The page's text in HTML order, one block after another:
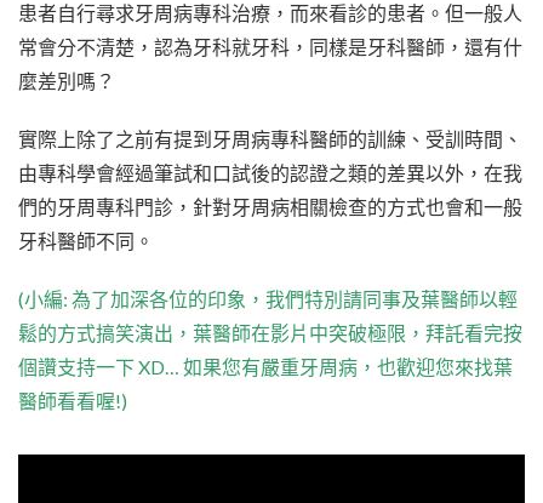
患者自行尋求牙周病專科治療，而來看診的患者。但一般人
常會分不清楚，認為牙科就牙科，同樣是牙科醫師，還有什
麼差別嗎？
實際上除了之前有提到牙周病專科醫師的訓練、受訓時間、
由專科學會經過筆試和口試後的認證之類的差異以外，在我
們的牙周專科門診，針對牙周病相關檢查的方式也會和一般
牙科醫師不同。
(小編: 為了加深各位的印象，我們特別請同事及葉醫師以輕
鬆的方式搞笑演出，葉醫師在影片中突破極限，拜託看完按
個讚支持一下 XD… 如果您有嚴重牙周病，也歡迎您來找葉
醫師看看喔!)